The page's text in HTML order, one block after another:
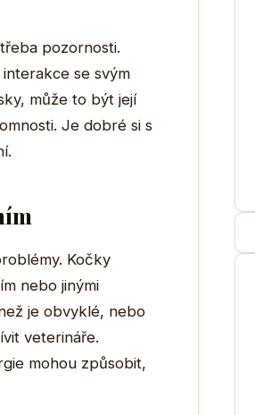
pozornosti.
se svým
může to být její
Je dobré si s
Kočky
nebo jinými
je obvyklé, nebo
veterináře.
mohou způsobit,